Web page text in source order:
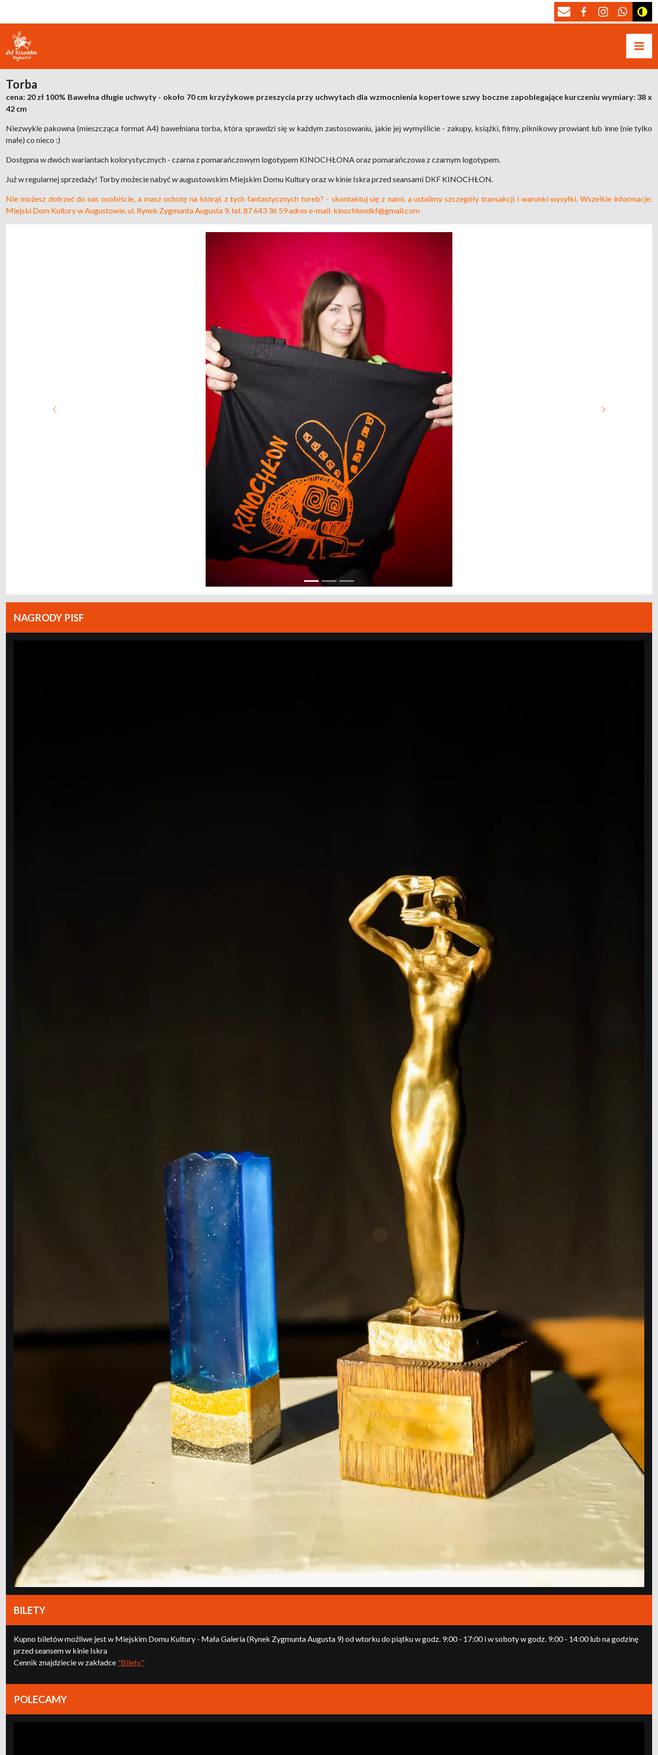
Torba
cena: 20 zł 100% Bawełna długie uchwyty - około 70 cm krzyżykowe przeszycia przy uchwytach dla wzmocnienia kopertowe szwy boczne zapobiegające kurczeniu wymiary: 38 x
42 cm
Niezwykle pakowna (mieszcząca format A4) bawełniana torba, która sprawdzi się w każdym zastosowaniu, jakie jej wymyślicie - zakupy, książki, filmy, piknikowy prowiant lub inne (nie tylko
małe) co nieco :)
Dostępna w dwóch wariantach kolorystycznych - czarna z pomarańczowym logotypem KINOCHŁONA oraz pomarańczowa z czarnym logotypem.
Już w regularnej sprzedaży! Torby możecie nabyć w augustowskim Miejskim Domu Kultury oraz w kinie Iskra przed seansami DKF KINOCHŁON.
Nie możesz dotrzeć do nas osobiście, a masz ochotę na którąś z tych fantastycznych toreb? - skontaktuj się z nami, a ustalimy szczegóły transakcji i warunki wysyłki. Wszelkie informacje:
Miejski Dom Kultury w Augustowie, ul. Rynek Zygmunta Augusta 9, tel. 87 643 36 59adres e-mail: kinochlondkf@gmail.com
poprzednie następne
NAGRODY PISF
BILETY
Kupno biletów możliwe jest w Miejskim Domu Kultury - Mała Galeria (Rynek Zygmunta Augusta 9) od wtorku do piątku w godz. 9:00 - 17:00 i w soboty w godz. 9:00 - 14:00 lub na godzinę
przed seansem w kinie Iskra
Cennik znajdziecie w zakładce "Bilety"
POLECAMY